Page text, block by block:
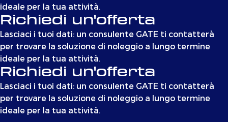
ideale per la tua attività.
Richiedi un'offerta
Lasciaci i tuoi dati: un consulente GATE ti contatterà
per trovare la soluzione di noleggio a lungo termine
ideale per la tua attività.
Richiedi un'offerta
Lasciaci i tuoi dati: un consulente GATE ti contatterà
per trovare la soluzione di noleggio a lungo termine
ideale per la tua attività.